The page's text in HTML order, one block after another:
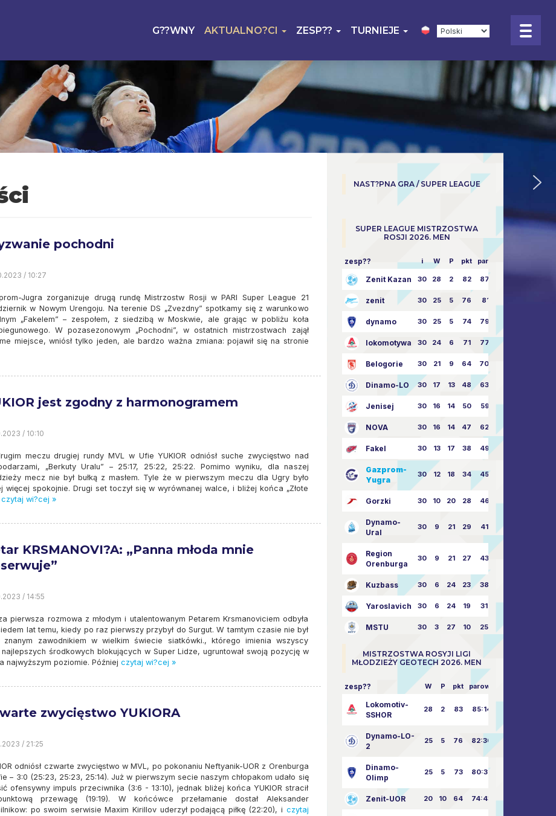
G??WNY AKTUALNO?CI ZESP?? TURNIEJE
pochodni
/ 10:27
Jugra zorganizuje drugą rundę Mistrzostw Rosji w PARI Super League 21
w Nowym Urengoju. Na terenie DS „Zvezdny” spotkamy się z warunkowo
„Fakelem” – zespołem, z siedzibą w Moskwie, ale grając w pobliżu koła
W pozasezonowym „Pochodni”, w ostatnich mistrzostwach zajął
miejsce, wniósł tylko jeden, ale bardzo ważna zmiana: pojawił się na stronie
jest zgodny z harmonogramem
/ 10:10
meczu drugiej rundy MVL w Ufie YUKIOR odniósł suche zwycięstwo nad
„Berkuty Uralu” – 25:17, 25:22, 25:22. Pomimo wyniku, dla naszej
mecz nie był bułką z masłem. Tyle że w pierwszym meczu dla Ugry było
więcej spokojnie. Drugi set toczył się w wyrównanej walce, i bliżej końca „Złote
czytaj wi?cej »
KRSMANOVI?A: „Panna młoda mnie
/ 14:55
pierwsza rozmowa z młodym i utalentowanym Petarem Krsmanoviciem odbyła
lat temu, kiedy po raz pierwszy przybył do Surgut. W tamtym czasie nie był
znanym zawodnikiem w wielkim świecie siatkówki., którego imienia wszyscy
środkowych blokujących w Super Lidze, ugruntował swoją pozycję w
najwyższym poziomie. Później czytaj wi?cej »
zwycięstwo YUKIORA
/ 21:25
odniósł czwarte zwycięstwo w MVL, po pokonaniu Neftyanik-UOR z Orenburga
– 3:0 (25:23, 25:23, 25:14). Już w pierwszym secie naszym chłopakom udało się
ofensywny impuls przeciwnika (3:6 - 13:10), jednak bliżej końca YUKIOR stracił
przewagę (19:19). W końcówce przełamanie dostał Aleksander
po swoim serwisie Maxim Kirillov uderzył podającą piłkę (22:20), i czytaj
NAST?PNA GRA / SUPER LEAGUE
SUPER LEAGUE MISTRZOSTWA
ROSJI 2026. MEN
zesp?? i W P pkt parowy
Zenit Kazan 30 28 2 82 87:24
zenit 30 25 5 76 81:21
dynamo 30 25 5 74 79:26
lokomotywa 30 24 6 71 77:33
Belogorie 30 21 9 64 70:40
Dinamo-LO 30 17 13 48 63:57
Jenisej 30 16 14 50 59:53
NOVA 30 16 14 47 62:58
Fakel 30 13 17 38 49:62
Gazprom-
Yugra
30 12 18 34 45:63
Gorzki 30 10 20 28 46:73
Dynamo-
Ural
30 9 21 29 41:70
Region
Orenburga
30 9 21 27 43:73
Kuzbass 30 6 24 23 38:76
Yaroslavich 30 6 24 19 31:80
MSTU 30 3 27 10 25:87
MISTRZOSTWA ROSYJI LIGI
MŁODZIEŻY GEOTECH 2026. MEN
zesp?? W P pkt parowy
Lokomotiv-
SSHOR
28 2 83 85:14
Dynamo-LO-
2
25 5 76 82:30
Dinamo-
Olimp
25 5 73 80:32
Zenit-UOR 20 10 64 74:43